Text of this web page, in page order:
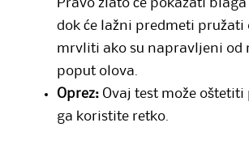
Pravo zlato će pokazati
dok će lažni predmeti pružati
mrvliti ako su napravljeni od
poput olova.
Oprez: Ovaj test može oštetiti
ga koristite retko.